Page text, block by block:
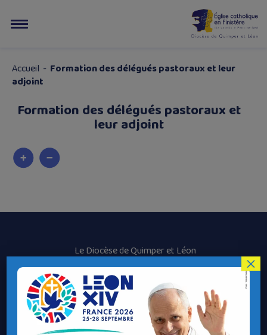
Accueil - Formation des délégués pastoraux et leur
adjoint
Formation des délégués pastoraux et
leur adjoint
Le Diocèse de Quimper et Léon
Contacter le Diocèse
Contacter ma Paroisse
Contacter un service
Contacter une permanence
×